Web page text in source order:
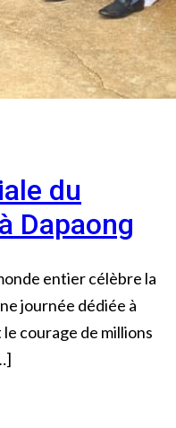
du
Dapaong
entier célèbre la
journée dédiée à
courage de millions